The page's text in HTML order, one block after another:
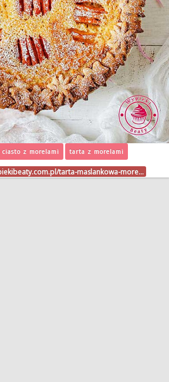
ciasto z morelami tarta z morelami
tarta-maslankowa-more…